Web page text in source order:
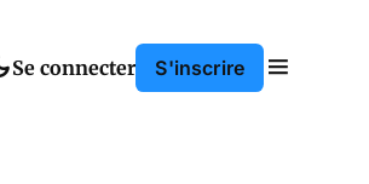
Se connecter S'inscrire